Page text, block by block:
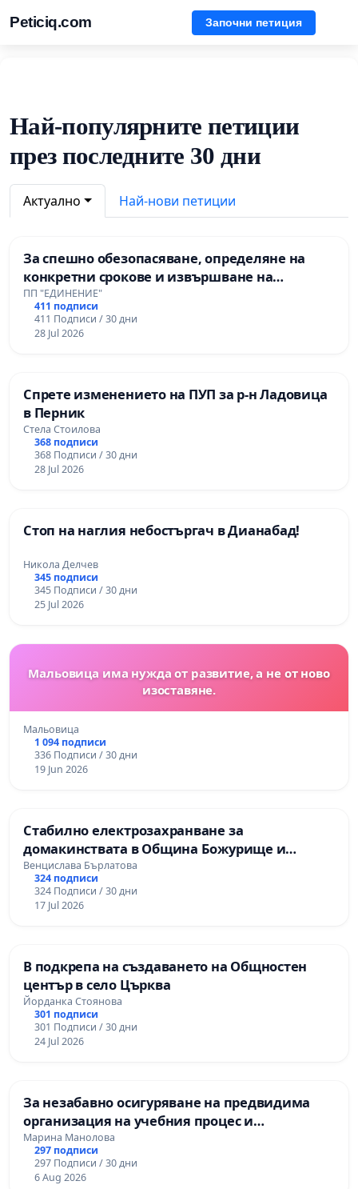
Peticiq.com Започни петиция
Най-популярните петиции
през последните 30 дни
Актуално Най-нови петиции
За спешно обезопасяване, определяне на
конкретни срокове и извършване на
цялостна рехабилитация на републиканския
път между пътен възел АМ „Тракия“ - гр.
Ихтиман - с. Мирово - к.к. Момин проход
ПП "ЕДИНЕНИЕ"
411 подписи
411 Подписи / 30 дни
28 Jul 2026
Спрете изменението на ПУП за р-н Ладовица
в Перник
Стела Стоилова
368 подписи
368 Подписи / 30 дни
28 Jul 2026
Стоп на наглия небостъргач в Дианабад!
Никола Делчев
345 подписи
345 Подписи / 30 дни
25 Jul 2026
Мальовица има нужда от развитие, а не от ново
изоставяне.
Мальовица
1 094 подписи
336 Подписи / 30 дни
19 Jun 2026
Стабилно електрозахранване за
домакинствата в Община Божурище и
селата: Пролеша, Хераково и махалите,
Храбърско, Гурмазово, Пожарево, Златуша,
Делян,Росоман,Мала Раковица
Венцислава Бърлатова
324 подписи
324 Подписи / 30 дни
17 Jul 2026
В подкрепа на създаването на Общностен
център в село Църква
Йорданка Стоянова
301 подписи
301 Подписи / 30 дни
24 Jul 2026
За незабавно осигуряване на предвидима
организация на учебния процес и
гарантиране на правото на равнопоставено и
качествено образование на учениците от ОУ
„Княз Александър I“ и Хуманитарна
Марина Манолова
297 подписи
297 Подписи / 30 дни
6 Aug 2026